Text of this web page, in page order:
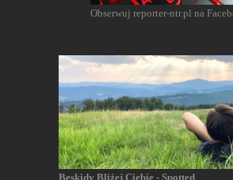
Obserwuj reporter-ntr.pl na
Beskidy Bliżej Ciebie - Spotted